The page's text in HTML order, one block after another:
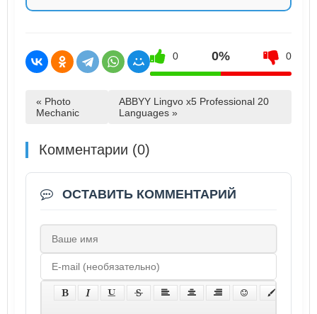
0 0% 0
« Photo
Mechanic
ABBYY Lingvo x5 Professional 20
Languages »
Комментарии (0)
ОСТАВИТЬ КОММЕНТАРИЙ